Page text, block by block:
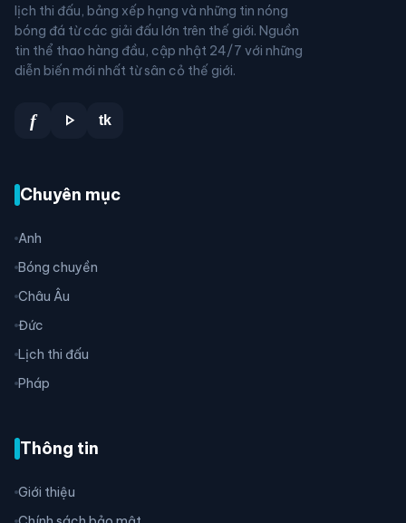
lịch thi đấu, bảng xếp hạng và những tin nóng
bóng đá từ các giải đấu lớn trên thế giới. Nguồn
tin thể thao hàng đầu, cập nhật 24/7 với những
diễn biến mới nhất từ sân cỏ thế giới.
f play_arrow tk
Chuyên mục
Anh
Bóng chuyền
Châu Âu
Đức
Lịch thi đấu
Pháp
Thông tin
Giới thiệu